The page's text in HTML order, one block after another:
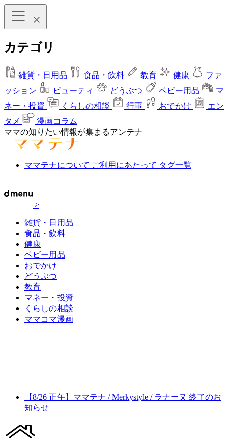
カテゴリ
雑貨・日用品 食品・飲料 教育 健康
ファ
ッション
ビューティ どうぶつ ベビー用品
マ
ネー・投資
くらしの相談 行事 おでかけ
エン
タメ
漫画コラム
ママの知りたい情報が集まるアンテナ
ママテナについて ご利用にあたって タグ一覧
>
雑貨・日用品
食品・飲料
健康
ベビー用品
おでかけ
どうぶつ
教育
マネー・投資
くらしの相談
ママコマ漫画
【8/26 正午】ママテナ / Merkystyle / ラナーヌ 終了のお
知らせ